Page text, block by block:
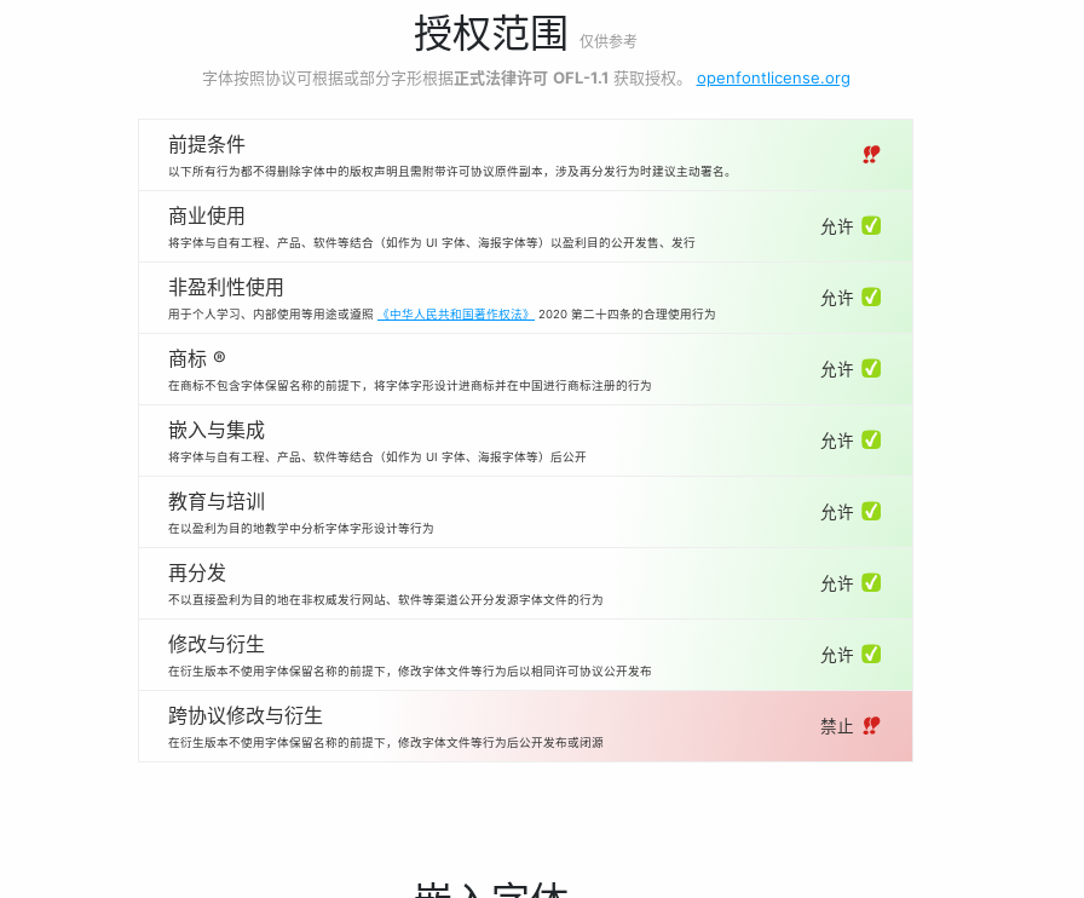
授权范围 仅供参考
字体按照协议可根据或部分字形根据正式法律许可 OFL-1.1 获取授权。 openfontlicense.org
前提条件
以下所有行为都不得删除字体中的版权声明且需附带许可协议原件副本，涉及再分发行为时建议主动署名。
‼
商业使用
将字体与自有工程、产品、软件等结合（如作为 UI 字体、海报字体等）以盈利目的公开发售、发行
允许 ✅
非盈利性使用
用于个人学习、内部使用等用途或遵照 《中华人民共和国著作权法》 2020 第二十四条的合理使用行为
允许 ✅
商标 ®
在商标不包含字体保留名称的前提下，将字体字形设计进商标并在中国进行商标注册的行为
允许 ✅
嵌入与集成
将字体与自有工程、产品、软件等结合（如作为 UI 字体、海报字体等）后公开
允许 ✅
教育与培训
在以盈利为目的地教学中分析字体字形设计等行为
允许 ✅
再分发
不以直接盈利为目的地在非权威发行网站、软件等渠道公开分发源字体文件的行为
允许 ✅
修改与衍生
在衍生版本不使用字体保留名称的前提下，修改字体文件等行为后以相同许可协议公开发布
允许 ✅
跨协议修改与衍生
在衍生版本不使用字体保留名称的前提下，修改字体文件等行为后公开发布或闭源
禁止 ‼️